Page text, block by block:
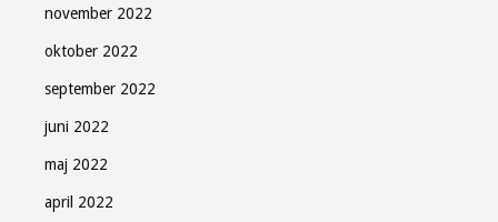
november 2022
oktober 2022
september 2022
juni 2022
maj 2022
april 2022